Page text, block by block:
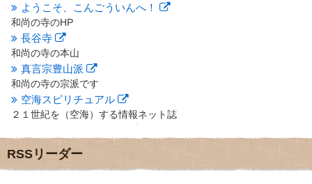
2012年8月
(9)
2012年7月(10)
2012年6月
2012年5月(16)
2012年4月 (16)
2012年3月(17)
2012年2月(20)
2012年1月(25)
2011年11月(28)
2011年10月(31)
2011年9月(24)
ようこそ、こんごういんへ！
和尚の寺のHP
長谷寺
和尚の寺の本山
真言宗豊山派
和尚の寺の宗派です
空海スピリチュアル
２１世紀を（空海）する情報ネット誌
地域のライターさんです
小豆島 圓満寺
RSSリーダー